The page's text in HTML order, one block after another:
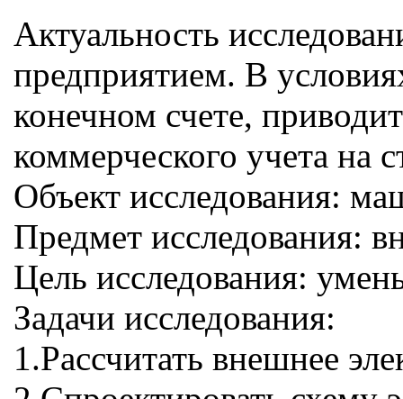
Актуальность
предприятием. В
конечном счете,
коммерческого учета на
Объект исследования:
Предмет
Цель исследования:
Задачи исследования:
1.Рассчитать внешнее